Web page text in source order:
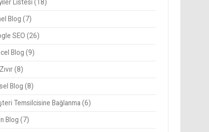
Listesi (18)
Blog (7)
SEO (26)
Blog (9)
(8)
Blog (8)
Temsilcisine Bağlanma (6)
Blog (7)